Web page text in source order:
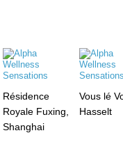
Résidence
Royale Fuxing,
Shanghai
Vous lé
Hasselt